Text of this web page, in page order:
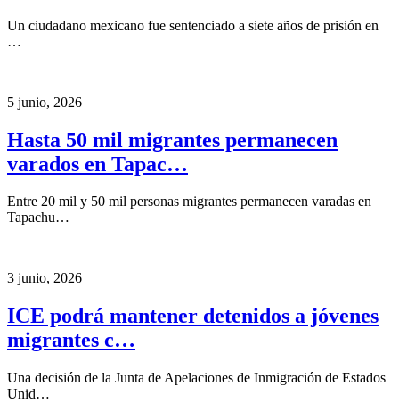
Un ciudadano mexicano fue sentenciado a siete años de prisión en
…
5 junio, 2026
Hasta 50 mil migrantes permanecen
varados en Tapac…
Entre 20 mil y 50 mil personas migrantes permanecen varadas en
Tapachu…
3 junio, 2026
ICE podrá mantener detenidos a jóvenes
migrantes c…
Una decisión de la Junta de Apelaciones de Inmigración de Estados
Unid…